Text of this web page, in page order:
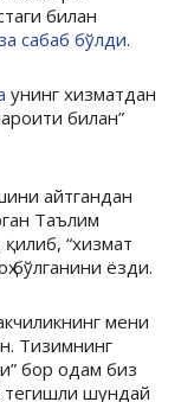
билан
сабаб бўлди.
унинг хизматдан
билан”
айтгандан
Таълим
“хизмат
бўлганини ёзди.
мени
Тизимнинг
бор одам биз
тегишли шундай